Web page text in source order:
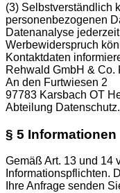
(3) Selbstverständlich
personenbezogenen
Datenanalyse
Werbewiderspruch
Kontaktdaten
Rehwald GmbH & Co.
An den Furtwiesen 2
97783 Karsbach OT
Abteilung Datenschutz.
§ 5 Informationen
Gemäß Art. 13 und 14
Informationspflichten.
Ihre Anfrage senden